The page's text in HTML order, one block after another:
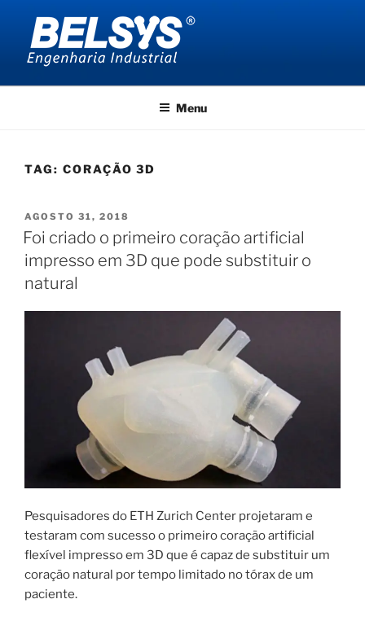
conteúdo
BELSYS ENGENHARIA
Menu
TAG: CORAÇÃO 3D
PUBLICADO
EM
AGOSTO 31, 2018
Foi criado o primeiro coração artificial
impresso em 3D que pode substituir o
natural
Pesquisadores do ETH Zurich Center projetaram e
testaram com sucesso o primeiro coração artificial
flexível impresso em 3D que é capaz de substituir um
coração natural por tempo limitado no tórax de um
paciente.